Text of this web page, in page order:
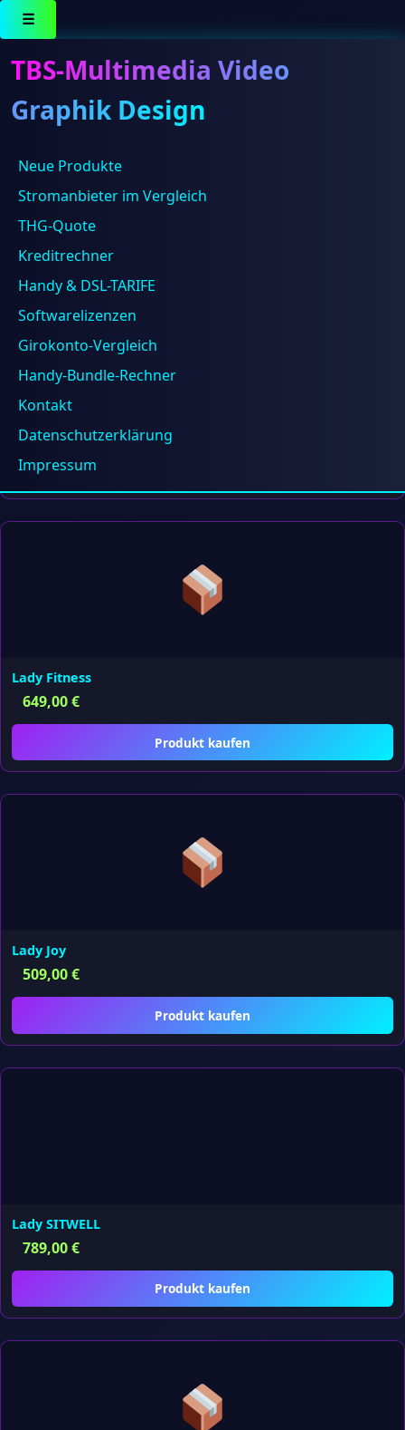
☰
TBS-Multimedia Video
Graphik Design
Neue Produkte
Stromanbieter im Vergleich
THG-Quote
Kreditrechner
Handy & DSL-TARIFE
Softwarelizenzen
Girokonto-Vergleich
Handy-Bundle-Rechner
Kontakt
Datenschutzerklärung
Impressum
Lieferzeit: 5-10 Werktage
Fitness Girl & Boy
649,00€
Lady Fitness
649,00€
Produkt kaufen
Lady Joy
509,00€
Produkt kaufen
Lady SITWELL
789,00€
Produkt kaufen